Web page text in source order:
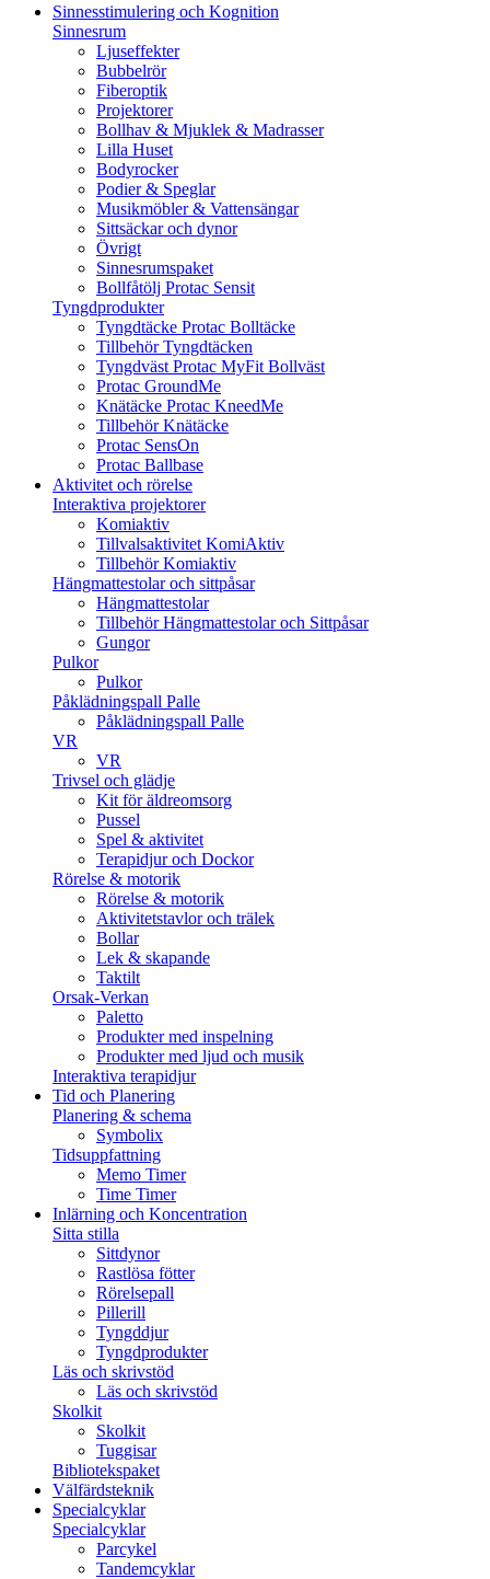
Sinnesstimulering och Kognition
Sinnesrum
Ljuseffekter
Bubbelrör
Fiberoptik
Projektorer
Bollhav & Mjuklek & Madrasser
Lilla Huset
Bodyrocker
Podier & Speglar
Musikmöbler & Vattensängar
Sittsäckar och dynor
Övrigt
Sinnesrumspaket
Bollfåtölj Protac Sensit
Tyngdprodukter
Tyngdtäcke Protac Bolltäcke
Tillbehör Tyngdtäcken
Tyngdväst Protac MyFit Bollväst
Protac GroundMe
Knätäcke Protac KneedMe
Tillbehör Knätäcke
Protac SensOn
Protac Ballbase
Aktivitet och rörelse
Interaktiva projektorer
Komiaktiv
Tillvalsaktivitet KomiAktiv
Tillbehör Komiaktiv
Hängmattestolar och sittpåsar
Hängmattestolar
Tillbehör Hängmattestolar och Sittpåsar
Gungor
Pulkor
Pulkor
Påklädningspall Palle
Påklädningspall Palle
VR
VR
Trivsel och glädje
Kit för äldreomsorg
Pussel
Spel & aktivitet
Terapidjur och Dockor
Rörelse & motorik
Rörelse & motorik
Aktivitetstavlor och trälek
Bollar
Lek & skapande
Taktilt
Orsak-Verkan
Paletto
Produkter med inspelning
Produkter med ljud och musik
Interaktiva terapidjur
Tid och Planering
Planering & schema
Symbolix
Tidsuppfattning
Memo Timer
Time Timer
Inlärning och Koncentration
Sitta stilla
Sittdynor
Rastlösa fötter
Rörelsepall
Pillerill
Tyngddjur
Tyngdprodukter
Läs och skrivstöd
Läs och skrivstöd
Skolkit
Skolkit
Tuggisar
Bibliotekspaket
Välfärdsteknik
Specialcyklar
Specialcyklar
Parcykel
Tandemcyklar